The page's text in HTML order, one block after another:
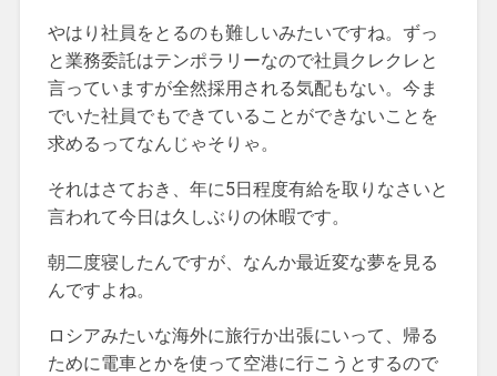
やはり社員をとるのも難しいみたいですね。ずっ
と業務委託はテンポラリーなので社員クレクレと
言っていますが全然採用される気配もない。今ま
でいた社員でもできていることができないことを
求めるってなんじゃそりゃ。
それはさておき、年に5日程度有給を取りなさいと
言われて今日は久しぶりの休暇です。
朝二度寝したんですが、なんか最近変な夢を見る
んですよね。
ロシアみたいな海外に旅行か出張にいって、帰る
ために電車とかを使って空港に行こうとするので